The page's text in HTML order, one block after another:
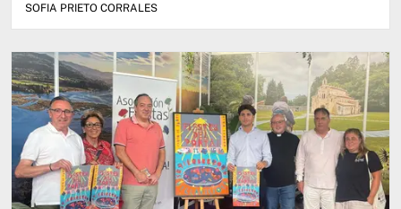
SOFIA PRIETO CORRALES